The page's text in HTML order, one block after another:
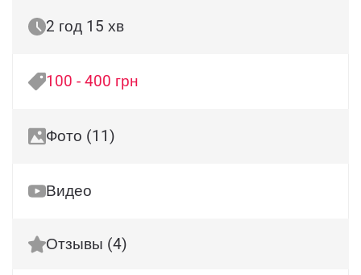
2 год 15 хв
100 - 400 грн
Фото (11)
Видео
Отзывы (4)